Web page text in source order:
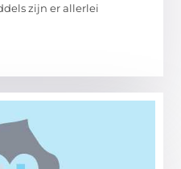
zijn er allerlei